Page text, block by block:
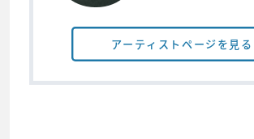
アーティストページを見る